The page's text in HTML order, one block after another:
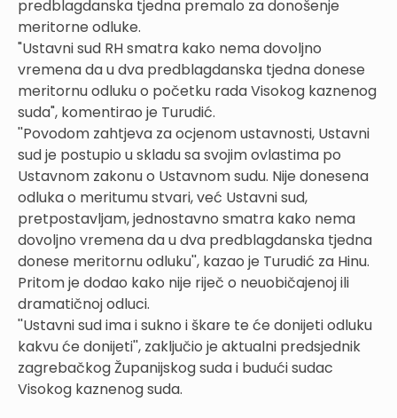
predblagdanska tjedna premalo za donošenje
meritorne odluke.
"Ustavni sud RH smatra kako nema dovoljno
vremena da u dva predblagdanska tjedna donese
meritornu odluku o početku rada Visokog kaznenog
suda", komentirao je Turudić.
''Povodom zahtjeva za ocjenom ustavnosti, Ustavni
sud je postupio u skladu sa svojim ovlastima po
Ustavnom zakonu o Ustavnom sudu. Nije donesena
odluka o meritumu stvari, već Ustavni sud,
pretpostavljam, jednostavno smatra kako nema
dovoljno vremena da u dva predblagdanska tjedna
donese meritornu odluku'', kazao je Turudić za Hinu.
Pritom je dodao kako nije riječ o neuobičajenoj ili
dramatičnoj odluci.
''Ustavni sud ima i sukno i škare te će donijeti odluku
kakvu će donijeti'', zaključio je aktualni predsjednik
zagrebačkog Županijskog suda i budući sudac
Visokog kaznenog suda.